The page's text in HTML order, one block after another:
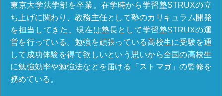
東京大学法学部を卒業。在学時から学習塾STRUXの立
ち上げに関わり、教務主任として塾のカリキュラム開発
を担当してきた。現在は塾長として学習塾STRUXの運
営を行っている。勉強を頑張っている高校生に受験を通
して成功体験を得て欲しいという思いから全国の高校生
に勉強効率や勉強法などを届ける「ストマガ」の監修を
務めている。